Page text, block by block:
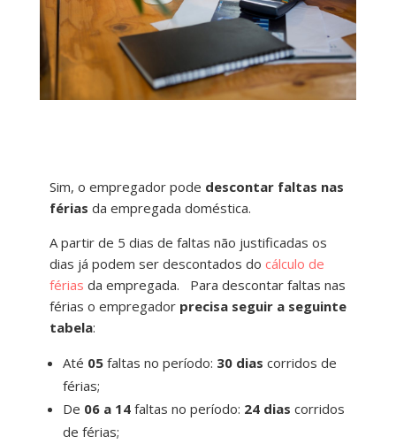
Sim, o empregador pode descontar faltas nas
férias da empregada doméstica.
A partir de 5 dias de faltas não justificadas os
dias já podem ser descontados do cálculo de
férias da empregada.
Para descontar faltas nas
férias o empregador precisa seguir a seguinte
tabela:
Até 05faltas no período: 30 dias corridos de
férias;
De 06 a 14 faltas no período: 24 dias corridos
de férias;